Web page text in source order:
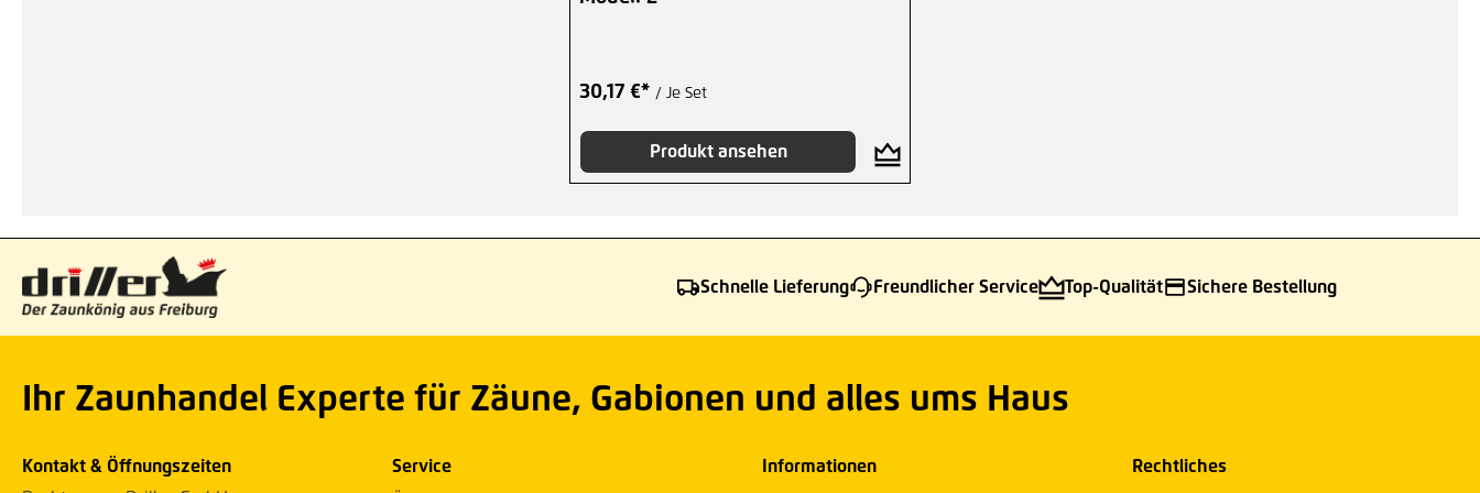
30,17 €* / Je Set
Produkt ansehen
Schnelle Lieferung Freundlicher Service Top-Qualität Sichere Bestellung
Ihr Zaunhandel Experte für Zäune, Gabionen und alles ums Haus
Kontakt & Öffnungszeiten
Service
Informationen
Rechtliches